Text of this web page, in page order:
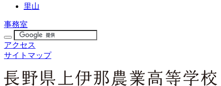
里山
事務室
アクセス
サイトマップ